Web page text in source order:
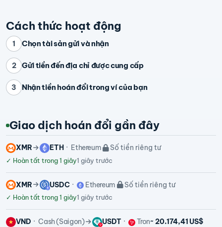
Cách thức hoạt động
1 Chọn tài sản gửi và nhận
2 Gửi tiền đến địa chỉ được cung cấp
3 Nhận tiền hoán đổi trong ví của bạn
Giao dịch hoán đổi gần đây
XMR ETH Ethereum Số tiền riêng tư
✓ Hoàn tất trong 1 giây1 giây trước
XMR USDC Ethereum Số tiền riêng tư
✓ Hoàn tất trong 1 giây1 giây trước
VND Cash (Saigon) USDT Tron~ 20.174,41 US$